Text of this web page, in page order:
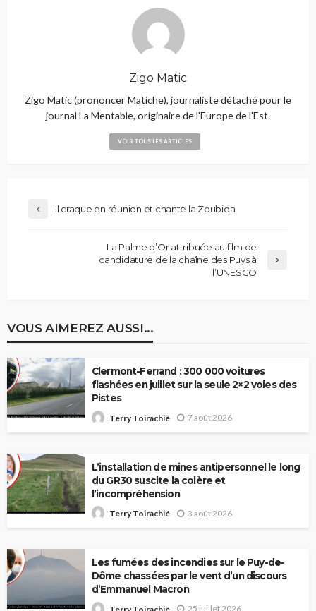
Zigo Matic
Zigo Matic (prononcer Matiche), journaliste détaché pour le
journal La Mentable, originaire de l'Europe de l'Est.
VOIR TOUS LES ARTICLES
Il craque en réunion et chante la Zoubida
La Palme d’Or attribuée au film de
candidature de la chaîne des Puys à
l’UNESCO
VOUS AIMEREZ AUSSI...
Clermont-Ferrand : 300 000 voitures
flashées en juillet sur la seule 2×2 voies des
Pistes
Terry Toirachié 7 août 2026
L’installation de mines antipersonnel le long
du GR30 suscite la colère et
l’incompréhension
Terry Toirachié 3 août 2026
Les fumées des incendies sur le Puy-de-
Dôme chassées par le vent d’un discours
d’Emmanuel Macron
25 juillet 2026